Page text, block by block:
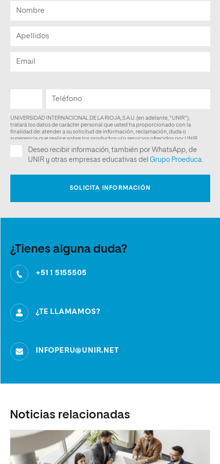
¿Tienes alguna duda?
+51 1 5155505
¿TE LLAMAMOS?
INFOPERU@UNIR.NET
Noticias relacionadas